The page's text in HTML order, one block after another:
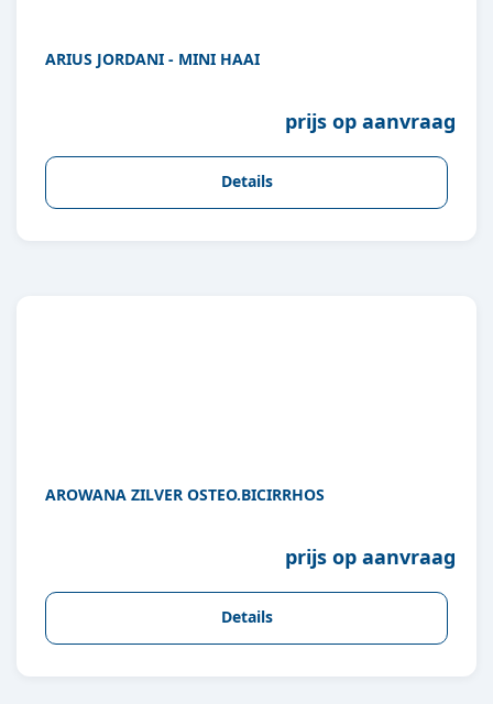
ARIUS JORDANI - MINI HAAI
prijs op aanvraag
Details
AROWANA ZILVER OSTEO.BICIRRHOS
prijs op aanvraag
Details